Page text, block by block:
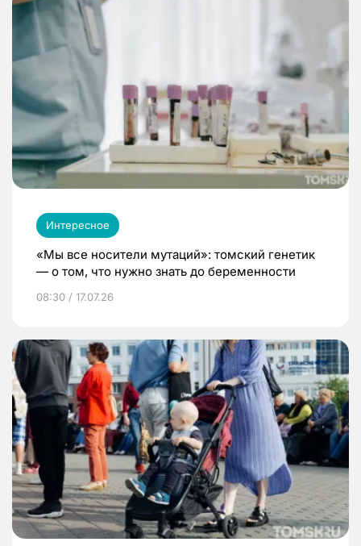
Интересное
«Мы все носители мутаций»: томский генетик
— о том, что нужно знать до беременности
08:30 / 17.07.26